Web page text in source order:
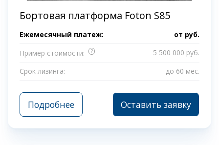
Бортовая платформа Foton S85
Ежемесячный платеж: от руб.
Пример стоимости:
?
5 500 000 руб.
Срок лизинга:
до 60 мес.
Подробнее Оставить заявку